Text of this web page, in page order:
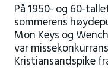
På 1950- og 60-
sommerens
Mon Keys og
var
Kristiansandspike